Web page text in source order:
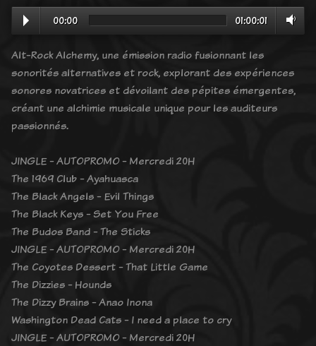
00:00 01:00:01
Alt-Rock Alchemy, une émission radio fusionnant les
sonorités alternatives et rock, explorant des expériences
sonores novatrices et dévoilant des pépites émergentes,
créant une alchimie musicale unique pour les auditeurs
passionnés.
JINGLE - AUTOPROMO - Mercredi 20H
The 1969 Club - Ayahuasca
The Black Angels - Evil Things
The Black Keys - Set You Free
The Budos Band - The Sticks
JINGLE - AUTOPROMO - Mercredi 20H
The Coyotes Dessert - That Little Game
The Dizzies - Hounds
The Dizzy Brains - Anao Inona
Washington Dead Cats - I need a place to cry
JINGLE - AUTOPROMO - Mercredi 20H